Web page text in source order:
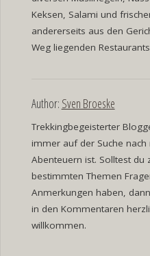
Keksen, Salami und
andererseits aus den
Weg liegenden
Author: Sven Broeske
Trekkingbegeisterter
immer auf der Suche nach
Abenteuern ist. Solltest du
bestimmten Themen
Anmerkungen haben,
in den Kommentaren
willkommen.